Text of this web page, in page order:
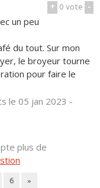
+ 0vote -
un peu
du tout. Sur mon
le broyeur tourne
pour faire le
le 05 jan 2023 -
plus de
6 »